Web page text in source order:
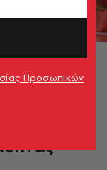
Προσωπικών